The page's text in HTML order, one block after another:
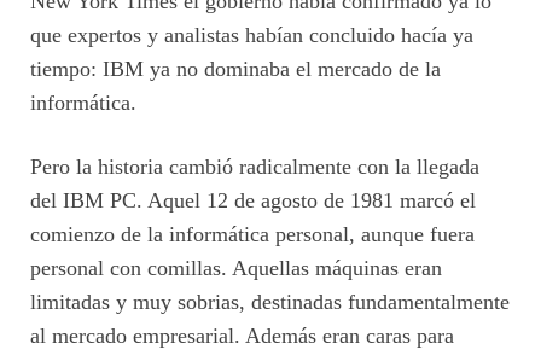
que expertos y analistas habían concluido hacía ya
tiempo: IBM ya no dominaba el mercado de la
informática.
Pero la historia cambió radicalmente con la llegada
del IBM PC. Aquel 12 de agosto de 1981 marcó el
comienzo de la informática personal, aunque fuera
personal con comillas. Aquellas máquinas eran
limitadas y muy sobrias, destinadas fundamentalmente
al mercado empresarial. Además eran caras para